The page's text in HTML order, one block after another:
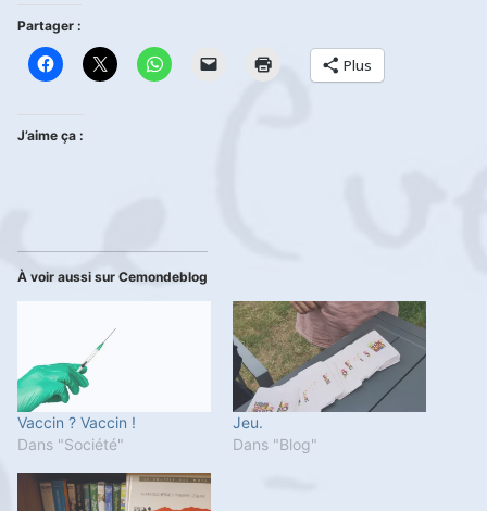
Partager :
Plus
J’aime ça :
À voir aussi sur Cemondeblog
Vaccin ? Vaccin !
Dans "Société"
Jeu.
Dans "Blog"